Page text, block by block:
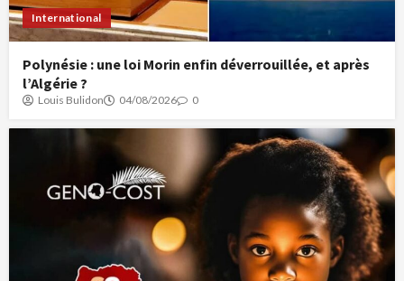
International
Polynésie : une loi Morin enfin déverrouillée, et après
l’Algérie ?
Louis Bulidon 04/08/2026 0